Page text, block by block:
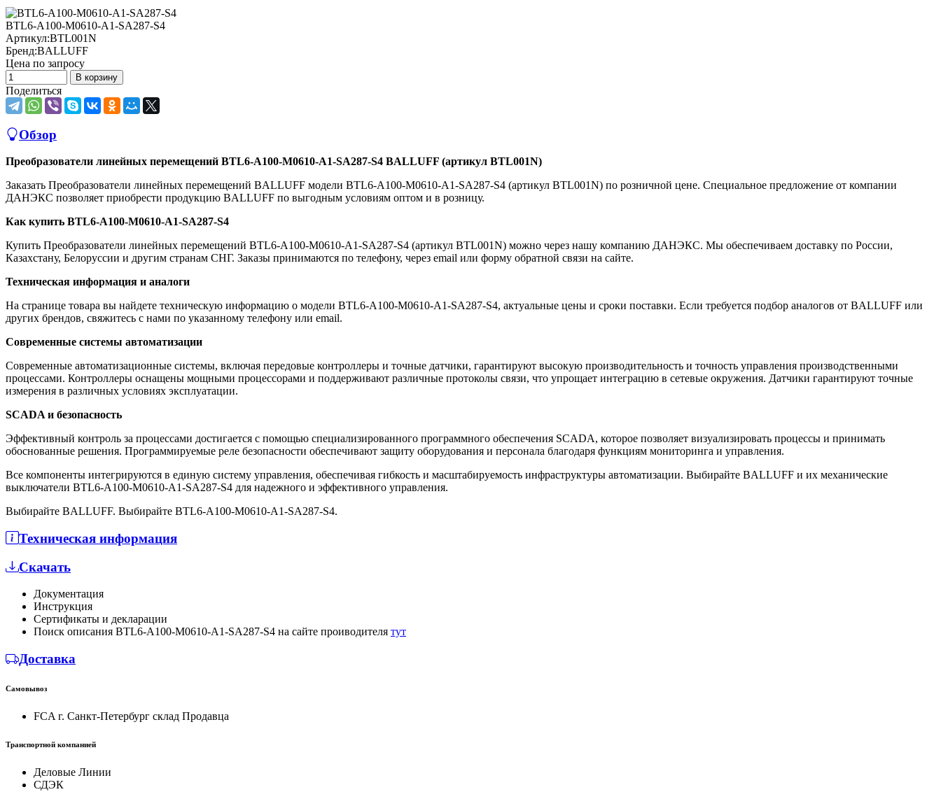
BTL6-A100-M0610-A1-SA287-S4
Артикул:BTL001N
Бренд:BALLUFF
Цена по запросу
В корзину
Поделиться
Обзор
Преобразователи линейных перемещений BTL6-A100-M0610-A1-SA287-S4 BALLUFF (артикул BTL001N)
Заказать Преобразователи линейных перемещений BALLUFF модели BTL6-A100-M0610-A1-SA287-S4 (артикул BTL001N) по розничной цене. Специальное предложение от компании
ДАНЭКС позволяет приобрести продукцию BALLUFF по выгодным условиям оптом и в розницу.
Как купить BTL6-A100-M0610-A1-SA287-S4
Купить Преобразователи линейных перемещений BTL6-A100-M0610-A1-SA287-S4 (артикул BTL001N) можно через нашу компанию ДАНЭКС. Мы обеспечиваем доставку по России,
Казахстану, Белоруссии и другим странам СНГ. Заказы принимаются по телефону, через email или форму обратной связи на сайте.
Техническая информация и аналоги
На странице товара вы найдете техническую информацию о модели BTL6-A100-M0610-A1-SA287-S4, актуальные цены и сроки поставки. Если требуется подбор аналогов от BALLUFF или
других брендов, свяжитесь с нами по указанному телефону или email.
Современные системы автоматизации
Современные автоматизационные системы, включая передовые контроллеры и точные датчики, гарантируют высокую производительность и точность управления производственными
процессами. Контроллеры оснащены мощными процессорами и поддерживают различные протоколы связи, что упрощает интеграцию в сетевые окружения. Датчики гарантируют точные
измерения в различных условиях эксплуатации.
SCADA и безопасность
Эффективный контроль за процессами достигается с помощью специализированного программного обеспечения SCADA, которое позволяет визуализировать процессы и принимать
обоснованные решения. Программируемые реле безопасности обеспечивают защиту оборудования и персонала благодаря функциям мониторинга и управления.
Все компоненты интегрируются в единую систему управления, обеспечивая гибкость и масштабируемость инфраструктуры автоматизации. Выбирайте BALLUFF и их механические
выключатели BTL6-A100-M0610-A1-SA287-S4 для надежного и эффективного управления.
Выбирайте BALLUFF. Выбирайте BTL6-A100-M0610-A1-SA287-S4.
Техническая информация
Скачать
Документация
Инструкция
Сертификаты и декларации
Поиск описания BTL6-A100-M0610-A1-SA287-S4 на сайте проиводителя тут
Доставка
Самовывоз
FCA г. Санкт-Петербург склад Продавца
Транспортной компанией
Деловые Линии
СДЭК